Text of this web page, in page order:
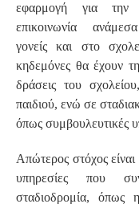
εφαρμογή για την
επικοινωνία
γονείς και στο
κηδεμόνες θα έχουν
δράσεις του
παιδιού, ενώ σε
όπως συμβουλευτικές
Απώτερος στόχος
υπηρεσίες που
σταδιοδρομία, όπως